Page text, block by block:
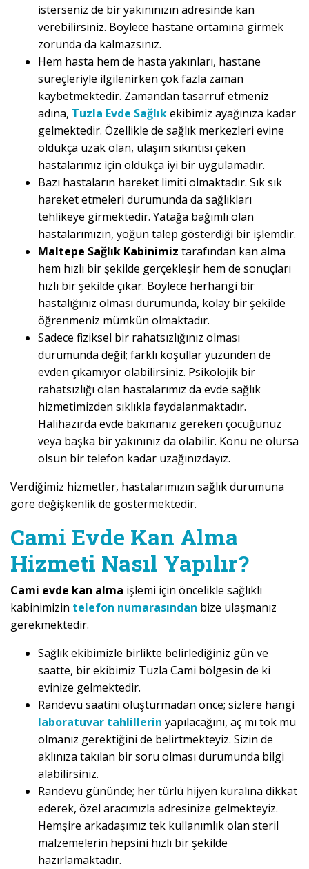
isterseniz de bir yakınınızın adresinde kan
verebilirsiniz. Böylece hastane ortamına girmek
zorunda da kalmazsınız.
Hem hasta hem de hasta yakınları, hastane
süreçleriyle ilgilenirken çok fazla zaman
kaybetmektedir. Zamandan tasarruf etmeniz
adına, Tuzla Evde Sağlıkekibimiz ayağınıza kadar
gelmektedir. Özellikle de sağlık merkezleri evine
oldukça uzak olan, ulaşım sıkıntısı çeken
hastalarımız için oldukça iyi bir uygulamadır.
Bazı hastaların hareket limiti olmaktadır. Sık sık
hareket etmeleri durumunda da sağlıkları
tehlikeye girmektedir. Yatağa bağımlı olan
hastalarımızın, yoğun talep gösterdiği bir işlemdir.
Maltepe Sağlık Kabinimiz tarafından kan alma
hem hızlı bir şekilde gerçekleşir hem de sonuçları
hızlı bir şekilde çıkar. Böylece herhangi bir
hastalığınız olması durumunda, kolay bir şekilde
öğrenmeniz mümkün olmaktadır.
Sadece fiziksel bir rahatsızlığınız olması
durumunda değil; farklı koşullar yüzünden de
evden çıkamıyor olabilirsiniz. Psikolojik bir
rahatsızlığı olan hastalarımız da evde sağlık
hizmetimizden sıklıkla faydalanmaktadır.
Halihazırda evde bakmanız gereken çocuğunuz
veya başka bir yakınınız da olabilir. Konu ne olursa
olsun bir telefon kadar uzağınızdayız.
Verdiğimiz hizmetler, hastalarımızın sağlık durumuna
göre değişkenlik de göstermektedir.
Cami Evde Kan Alma
Hizmeti Nasıl Yapılır?
Cami evde kan alma işlemi için öncelikle sağlıklı
kabinimizin telefon numarasından bize ulaşmanız
gerekmektedir.
Sağlık ekibimizle birlikte belirlediğiniz gün ve
saatte, bir ekibimiz Tuzla Cami bölgesin de ki
evinize gelmektedir.
Randevu saatini oluşturmadan önce; sizlere hangi
laboratuvar tahlillerin yapılacağını, aç mı tok mu
olmanız gerektiğini de belirtmekteyiz. Sizin de
aklınıza takılan bir soru olması durumunda bilgi
alabilirsiniz.
Randevu gününde; her türlü hijyen kuralına dikkat
ederek, özel aracımızla adresinize gelmekteyiz.
Hemşire arkadaşımız tek kullanımlık olan steril
malzemelerin hepsini hızlı bir şekilde
hazırlamaktadır.